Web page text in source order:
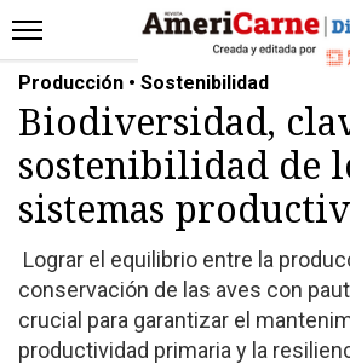
INICIO
NOTICIAS RECIENTES
NOTICIAS
ARTICULOS
PRODUCCIÓN
PROCESO
PRODUCTO
NUEVOS PRODUCTOS
Producción • Sostenibilidad
Biodiversidad,
sostenibilidad de
sistemas
Lograr el equilibrio entre la
conservación de las aves con
crucial para garantizar el
productividad primaria y la